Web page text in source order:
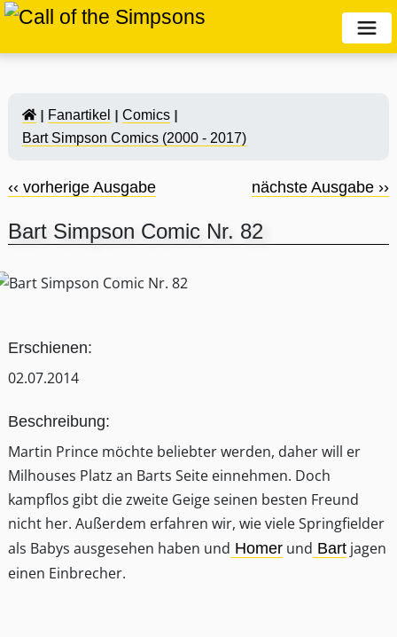
Fanartikel
Comics
Bart Simpson Comics (2000 - 2017)
‹‹ vorherige Ausgabe nächste Ausgabe ››
Bart Simpson Comic Nr. 82
Erschienen:
02.07.2014
Beschreibung:
Martin Prince möchte beliebter werden, daher will er
Milhouses Platz an Barts Seite einnehmen. Doch
kampflos gibt die zweite Geige seinen besten Freund
nicht her. Außerdem erfahren wir, wie viele Springfielder
als Babys ausgesehen haben und Homer und Bart jagen
einen Einbrecher.